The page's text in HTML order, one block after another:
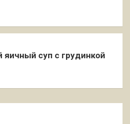
яичный суп с грудинкой